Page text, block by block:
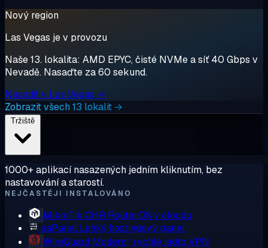
Nový region
Las Vegas je v provozu
Naše 13. lokalita: AMD EPYC, čisté NVMe a síť 40 Gbps v
Nevadě. Nasaďte za 60 sekund.
Nasadit v Las Vegas →
Zobrazit všech 13 lokalit →
1000+ aplikací nasazených jedním kliknutím, bez
nastavování a starostí.
NEJČASTĚJI INSTALOVÁNO
MikroTik CHR RouterOS v cloudu
aaPanel Lehký hostingový panel
WireGuard Moderní, rychlé jádro VPN